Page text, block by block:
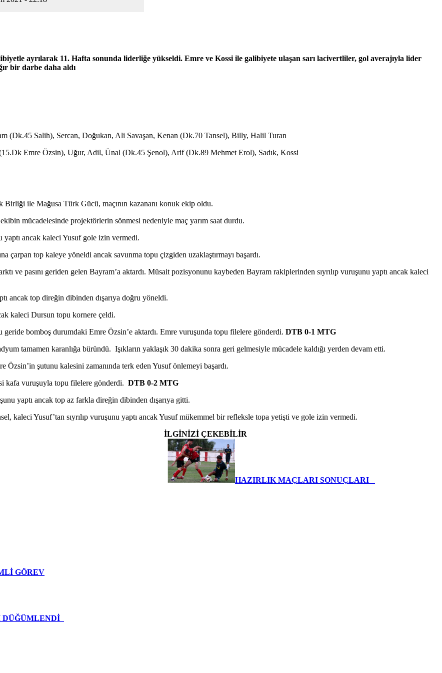
ayrılarak 11. Hafta sonunda liderliğe yükseldi. Emre ve Kossi ile galibiyete ulaşan sarı lacivertliler, gol averajıyla lider
bir darbe daha aldı
(Dk.45 Salih), Sercan, Doğukan, Ali Savaşan, Kenan (Dk.70 Tansel), Billy, Halil Turan
Emre Özsin), Uğur, Adil, Ünal (Dk.45 Şenol), Arif (Dk.89 Mehmet Erol), Sadık, Kossi
Birliği ile Mağusa Türk Gücü, maçının kazananı konuk ekip oldu.
mücadelesinde projektörlerin sönmesi nedeniyle maç yarım saat durdu.
ancak kaleci Yusuf gole izin vermedi.
çarpan top kaleye yöneldi ancak savunma topu çizgiden uzaklaştırmayı başardı.
ve pasını geriden gelen Bayram’a aktardı. Müsait pozisyonunu kaybeden Bayram rakiplerinden sıyrılıp vuruşunu yaptı ancak kaleci
ancak top direğin dibinden dışarıya doğru yöneldi.
kaleci Dursun topu kornere çeldi.
bomboş durumdaki Emre Özsin’e aktardı. Emre vuruşunda topu filelere gönderdi. DTB 0-1 MTG
tamamen karanlığa büründü. Işıkların yaklaşık 30 dakika sonra geri gelmesiyle mücadele kaldığı yerden devam etti.
Özsin’in şutunu kalesini zamanında terk eden Yusuf önlemeyi başardı.
kafa vuruşuyla topu filelere gönderdi. DTB 0-2 MTG
yaptı ancak top az farkla direğin dibinden dışarıya gitti.
kaleci Yusuf’tan sıyrılıp vuruşunu yaptı ancak Yusuf mükemmel bir refleksle topa yetişti ve gole izin vermedi.
İLGİNİZİ ÇEKEBİLİR
HAZIRLIK MAÇLARI SONUÇLARI
GÖREV
DÜĞÜMLENDİ